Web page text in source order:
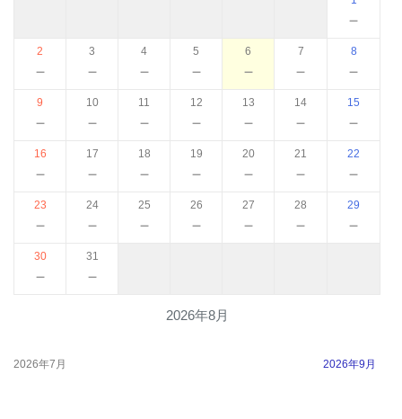
2026年8月
－
2
－
3
－
4
－
5
－
6
－
7
－
8
－
9
－
10
－
11
－
12
－
13
－
14
－
15
－
16
－
17
－
18
－
19
－
20
－
21
－
22
－
23
－
24
－
25
－
26
－
27
－
28
－
29
－
30
－
31
－
2026年7月 2026年9月